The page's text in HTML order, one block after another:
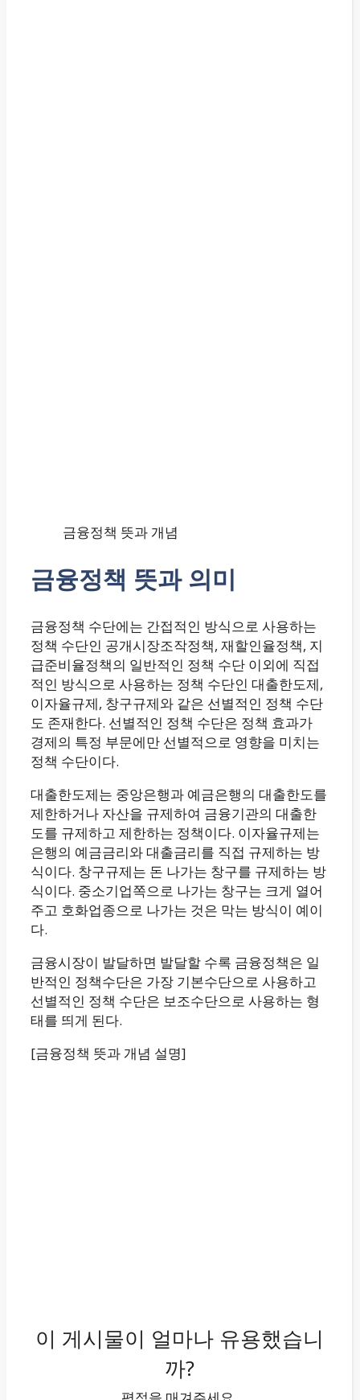
금융정책 뜻과 개념
금융정책 뜻과 의미
금융정책 수단에는 간접적인 방식으로 사용하는
정책 수단인 공개시장조작정책, 재할인율정책, 지
급준비율정책의 일반적인 정책 수단 이외에 직접
적인 방식으로 사용하는 정책 수단인 대출한도제,
이자율규제, 창구규제와 같은 선별적인 정책 수단
도 존재한다. 선별적인 정책 수단은 정책 효과가
경제의 특정 부문에만 선별적으로 영향을 미치는
정책 수단이다.
대출한도제는 중앙은행과 예금은행의 대출한도를
제한하거나 자산을 규제하여 금융기관의 대출한
도를 규제하고 제한하는 정책이다. 이자율규제는
은행의 예금금리와 대출금리를 직접 규제하는 방
식이다. 창구규제는 돈 나가는 창구를 규제하는 방
식이다. 중소기업쪽으로 나가는 창구는 크게 열어
주고 호화업종으로 나가는 것은 막는 방식이 예이
다.
금융시장이 발달하면 발달할 수록 금융정책은 일
반적인 정책수단은 가장 기본수단으로 사용하고
선별적인 정책 수단은 보조수단으로 사용하는 형
태를 띄게 된다.
[금융정책 뜻과 개념 설명]
이 게시물이 얼마나 유용했습니
까?